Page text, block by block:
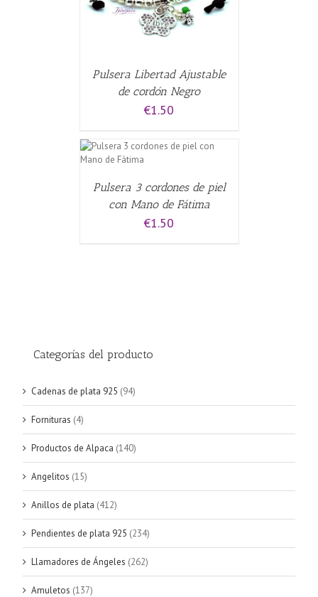
Pulsera Libertad Ajustable
de cordón Negro
€1.50
Pulsera 3 cordones de piel
con Mano de Fátima
€1.50
Categorías del producto
Cadenas de plata 925 (94)
Fornituras (4)
Productos de Alpaca (140)
Angelitos (15)
Anillos de plata (412)
Pendientes de plata 925 (234)
Llamadores de Ángeles (262)
Amuletos (137)